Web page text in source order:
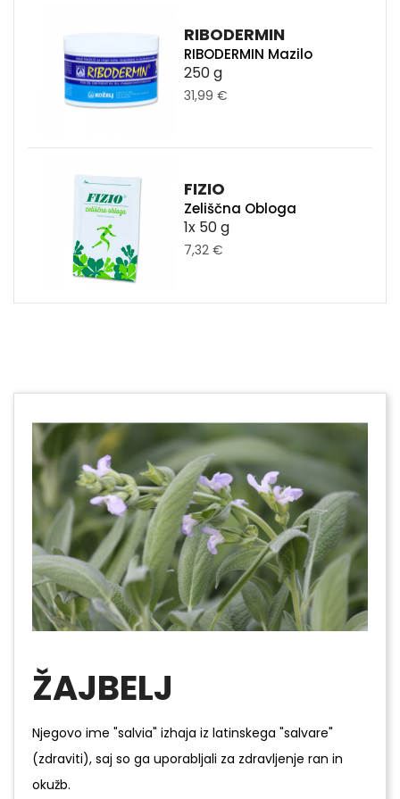
RIBODERMIN
RIBODERMIN Mazilo
250 g
31,99 €
FIZIO
Zeliščna Obloga
1x 50 g
7,32 €
ŽAJBELJ
Njegovo ime "salvia" izhaja iz latinskega "salvare"
(zdraviti), saj so ga uporabljali za zdravljenje ran in
okužb.